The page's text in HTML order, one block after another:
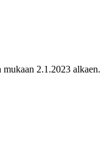
2.1.2023